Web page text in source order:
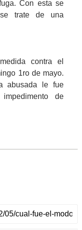
Con esta se
trate de una
contra el
1ro de mayo.
abusada le fue
de